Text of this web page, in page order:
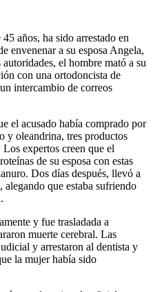
años, ha sido arrestado en
envenenar a su esposa Angela,
el hombre mató a su
con una ortodoncista de
intercambio de correos
el acusado había comprado por
y oleandrina, tres productos
expertos creen que el
de su esposa con estas
Dos días después, llevó a
alegando que estaba sufriendo
y fue trasladada a
muerte cerebral. Las
y arrestaron al dentista y
la mujer había sido